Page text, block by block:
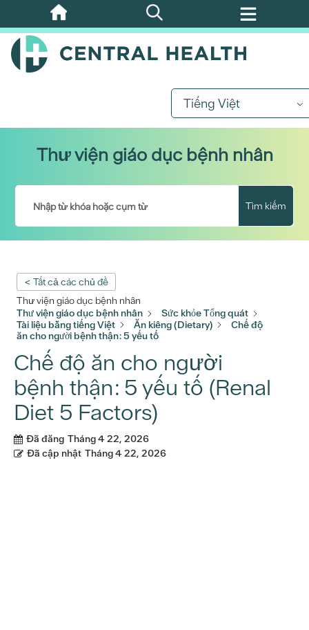
Bỏ
qua
nội
Tiếng Việt
Thư viện giáo dục bệnh nhân
Tìm kiếm
< Tất cả các chủ đề
Thư viện giáo dục bệnh nhân
Thư viện giáo dục bệnh nhân
Sức khỏe Tổng quát
Tài liệu bằng tiếng Việt
Ăn kiêng (Dietary)
Chế độ
ăn cho người bệnh thận: 5 yếu tố
Chế độ ăn cho người
bệnh thận: 5 yếu tố (Renal
Diet 5 Factors)
Đã đăng Tháng 4 22, 2026
Đã cập nhật Tháng 4 22, 2026